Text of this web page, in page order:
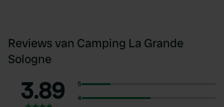
Reviews van Camping La Grande
Sologne
3.89
5
4